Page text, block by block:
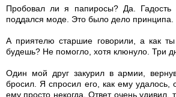
Пробовал ли я папиросы? Да.
поддался моде. Это было дело принципа.
А приятелю старшие говорили, а как ты
будешь? Не помогло, хотя клюнуло. Три
Один мой друг закурил в армии,
бросил. Я спросил его, как ему удалось,
ему просто некогда. Ответ очень удивил,